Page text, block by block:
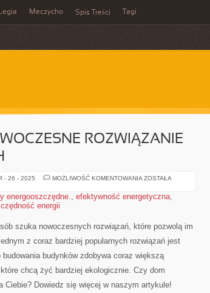
Legia Meczycho Spis Treści Tagi
ROZWIĄZANIE
- 26 - 2025 MOŻLIWOŚĆ KOMENTOWANIA DOM
ROZWIĄZANIE
ZOSTAŁA
energooszczędne., efektywność energetyczna,
energii
szuka nowoczesnych rozwiązań,⁤ które ⁣pozwolą im
⁢z coraz bardziej popularnych rozwiązań jest
⁢budynków zdobywa coraz ​większą
chcą żyć bardziej ​ekologicznie. Czy dom​
‍Dowiedz się⁢ więcej ​w naszym artykule!